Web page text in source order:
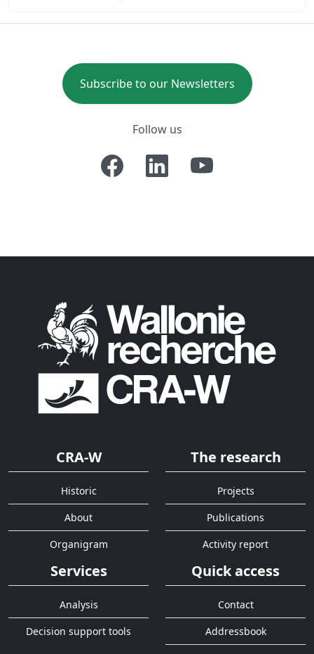
Subscribe to our Newsletters
Follow us
CRA-W
Historic
About
Organigram
The research
Projects
Publications
Activity report
Services
Analysis
Decision support tools
Quick access
Contact
Addressbook